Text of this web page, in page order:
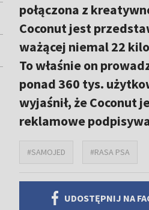
połączona z
Coconut jest
ważącej niemal 22
To właśnie on
ponad 360 tys.
wyjaśnił, że Coconut
reklamowe
#SAMOJED #RASA PSA
UDOSTĘPNIJ NA